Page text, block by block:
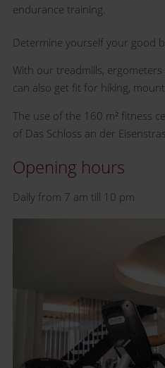
endurance training.
Determine yourself your good
With our treadmills,
can also get fit for hiking,
The use of the 160 m² fitness
of Das Schloss an der
Opening hours
Daily from 7 am till 10 pm